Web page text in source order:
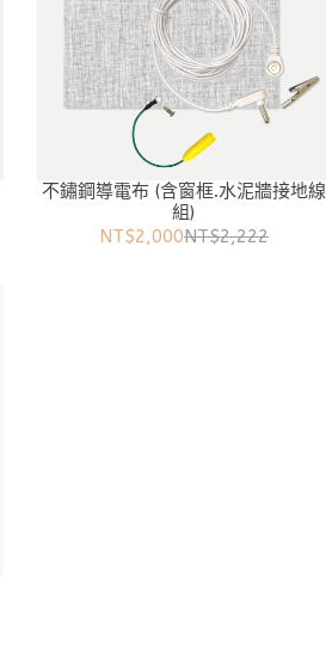
不鏽鋼導電布 (含窗框.水泥牆接地線
組)
NT$2,000NT$2,222